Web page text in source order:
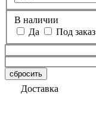
В наличии
Да
Под заказ
сбросить
Доставка